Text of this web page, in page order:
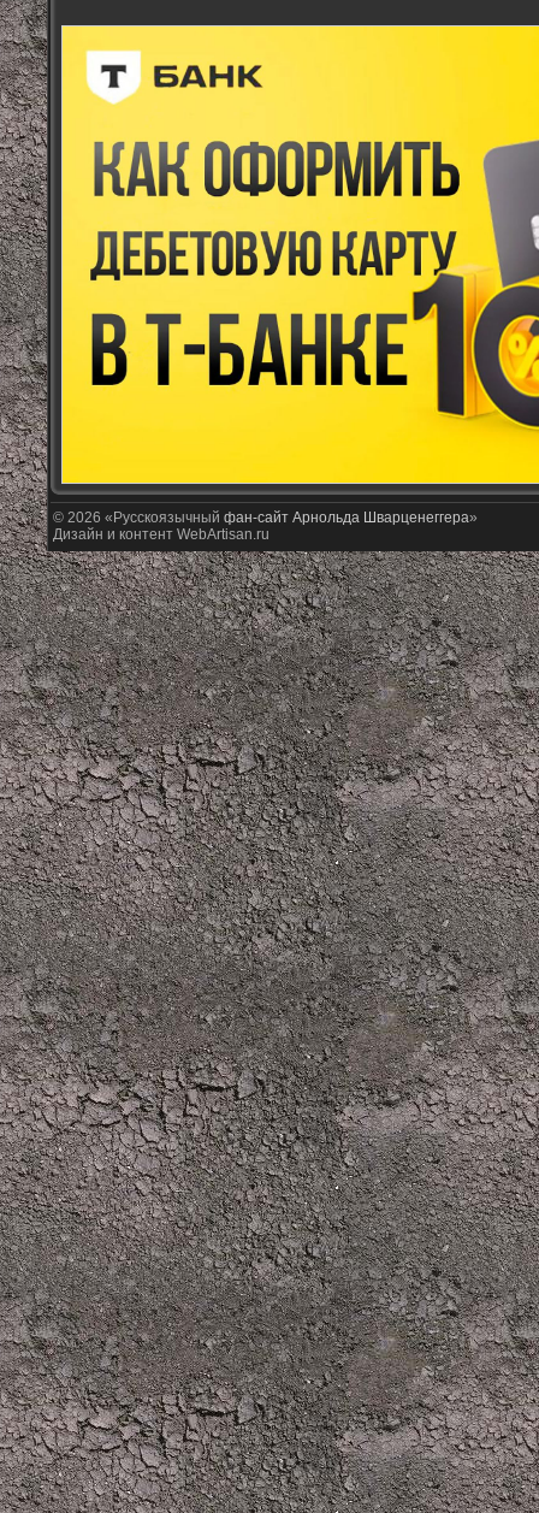
© 2026 «Русскоязычный фан-сайт Арнольда Шварценеггера»
Дизайн и контент WebArtisan.ru